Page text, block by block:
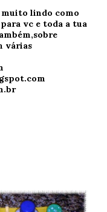
lindo como
vc e toda a tua
várias